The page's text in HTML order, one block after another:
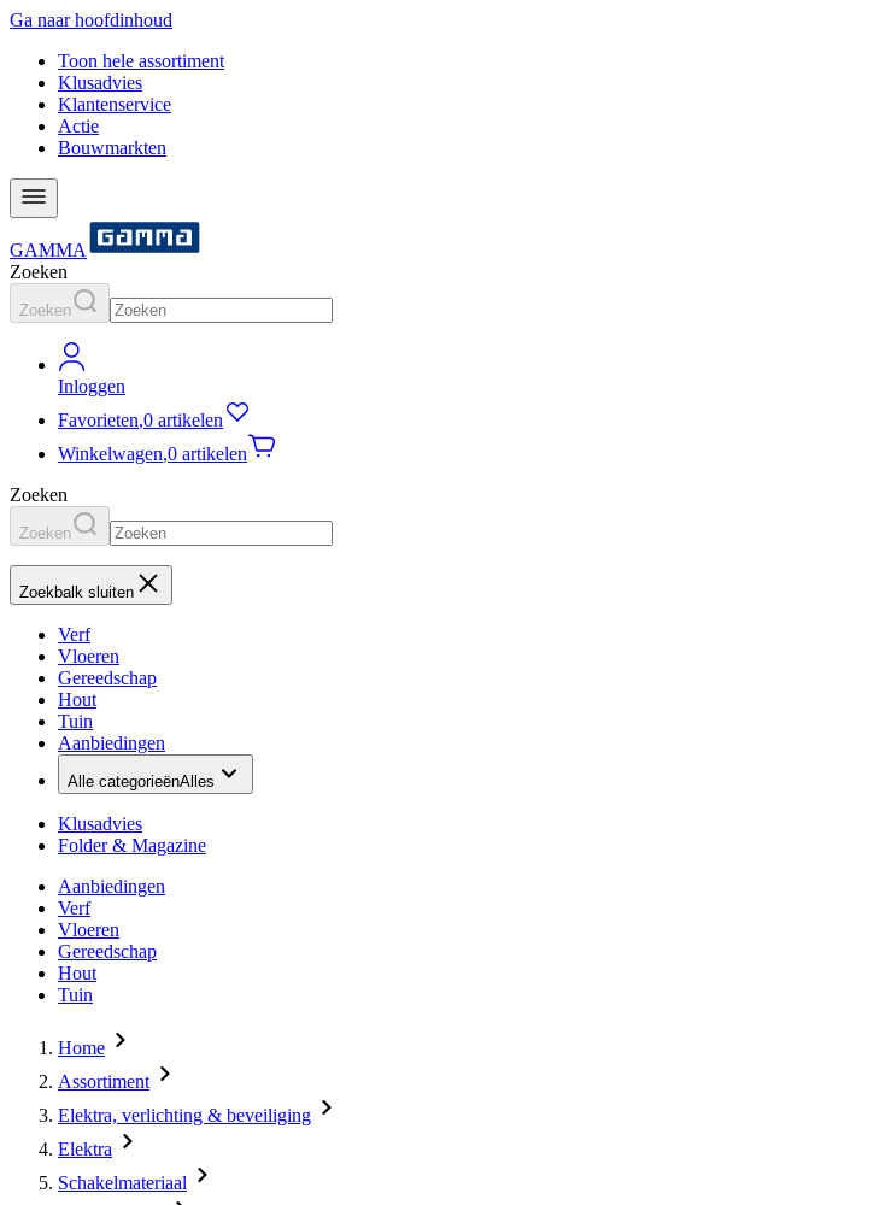
Ga naar hoofdinhoud
Toon hele assortiment
Klusadvies
Klantenservice
Actie
Bouwmarkten
GAMMA
Zoeken
Zoeken
Inloggen
Favorieten,0 artikelen
Winkelwagen,0 artikelen
Zoeken
Zoeken
Zoekbalk sluiten
Verf
Vloeren
Gereedschap
Hout
Tuin
Aanbiedingen
Alle categorieënAlles
Klusadvies
Folder & Magazine
Aanbiedingen
Verf
Vloeren
Gereedschap
Hout
Tuin
Home
Assortiment
Elektra, verlichting & beveiliging
Elektra
Schakelmateriaal